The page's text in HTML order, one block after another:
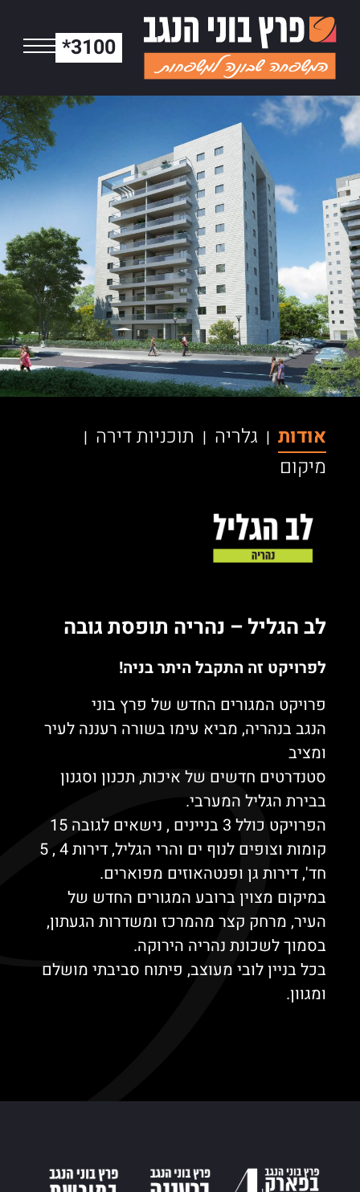
*3100
נהריה | לב הגליל
אודות | גלריה | תוכניות דירה |
מיקום
לב הגליל – נהריה תופסת גובה
לפרויקט זה התקבל היתר בניה!
פרויקט המגורים החדש של פרץ בוני
הנגב בנהריה, מביא עימו בשורה רעננה לעיר
ומציב
סטנדרטים חדשים של איכות, תכנון וסגנון
בבירת הגליל המערבי.
הפרויקט כולל 3 בניינים , נישאים לגובה 15
קומות וצופים לנוף ים והרי הגליל, דירות 4 , 5
חד', דירות גן ופנטהאוזים מפוארים.
במיקום מצוין ברובע המגורים החדש של
העיר, מרחק קצר מהמרכז ומשדרות הגעתון,
בסמוך לשכונת נהריה הירוקה.
בכל בניין לובי מעוצב, פיתוח סביבתי מושלם
ומגוון.